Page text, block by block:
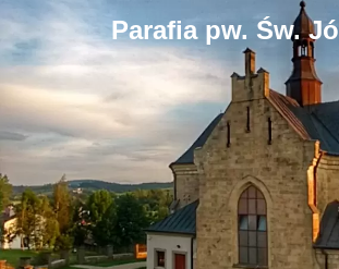
Przejdź
do
treści
Parafia pw. Św.